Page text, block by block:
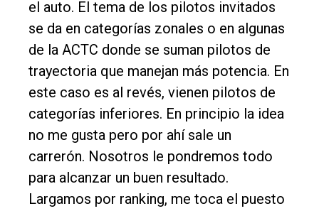
el auto. El tema de los pilotos invitados
se da en categorías zonales o en algunas
de la ACTC donde se suman pilotos de
trayectoria que manejan más potencia. En
este caso es al revés, vienen pilotos de
categorías inferiores. En principio la idea
no me gusta pero por ahí sale un
carrerón. Nosotros le pondremos todo
para alcanzar un buen resultado.
Largamos por ranking, me toca el puesto